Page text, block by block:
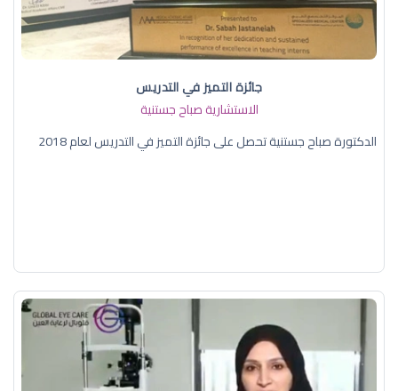
جائزة التميز في التدريس
الاستشارية صباح جستنية
الدكتورة صباح جستنية تحصل على جائزة التميز في التدريس لعام 2018